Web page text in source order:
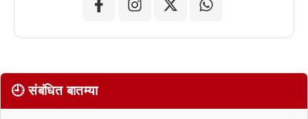
🕘 संबंधित बातम्या